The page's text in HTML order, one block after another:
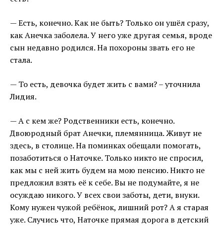
— Есть, конечно. Как не быть? Только он ушёл сразу,
как Анечка заболела. У него уже другая семья, вроде
сын недавно родился. На похороны звать его не
стала.
— То есть, девочка будет жить с вами? – уточнила
Лидия.
— А с кем же? Родственники есть, конечно.
Двоюродный брат Анечки, племянница. Живут не
здесь, в столице. На поминках обещали помогать,
позаботиться о Наточке. Только никто не спросил,
как мы с ней жить будем на мою пенсию. Никто не
предложил взять её к себе. Вы не подумайте, я не
осуждаю никого. У всех свои заботы, дети, внуки.
Кому нужен чужой ребёнок, лишний рот? А я старая
уже. Случись что, Наточке прямая дорога в детский